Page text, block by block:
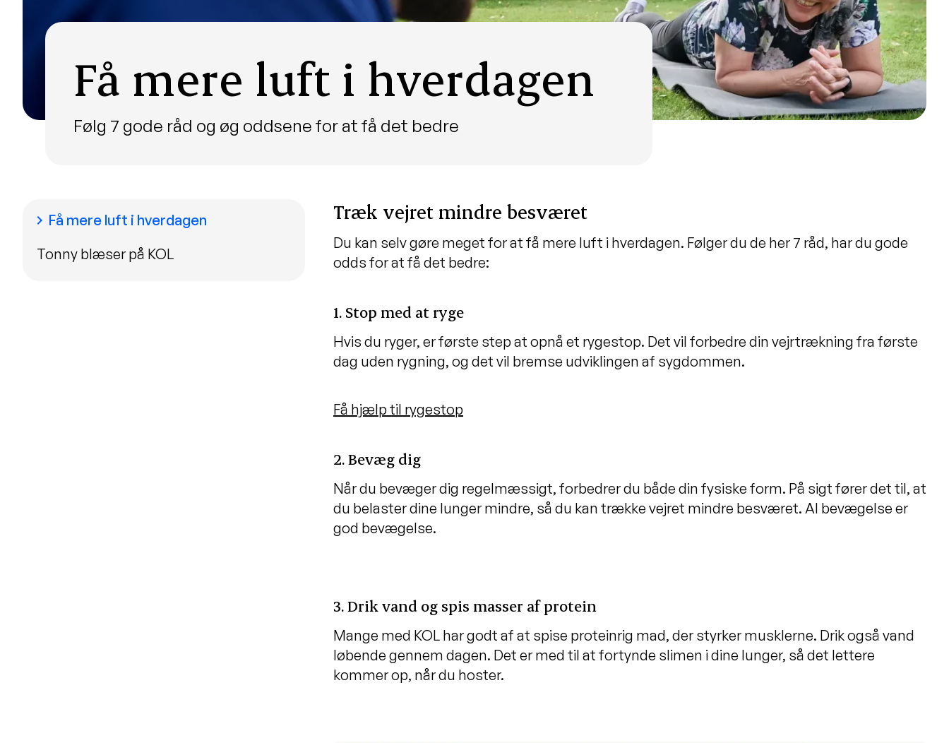
Få mere luft i hverdagen
Følg 7 gode råd og øg oddsene for at få det bedre
chevron_right Få mere luft i hverdagen
Tonny blæser på KOL
Træk vejret mindre besværet
Du kan selv gøre meget for at få mere luft i hverdagen. Følger du de her 7 råd, har du gode
odds for at få det bedre:
1. Stop med at ryge
Hvis du ryger, er første step at opnå et rygestop. Det vil forbedre din vejrtrækning fra første
dag uden rygning, og det vil bremse udviklingen af sygdommen.
Få hjælp til rygestop
2. Bevæg dig
Når du bevæger dig regelmæssigt, forbedrer du både din fysiske form. På sigt fører det til, at
du belaster dine lunger mindre, så du kan trække vejret mindre besværet. Al bevægelse er
god bevægelse.
3. Drik vand og spis masser af protein
Mange med KOL har godt af at spise proteinrig mad, der styrker musklerne. Drik også vand
løbende gennem dagen. Det er med til at fortynde slimen i dine lunger, så det lettere
kommer op, når du hoster.